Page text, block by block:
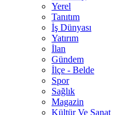
Yerel
Tanıtım
İş Dünyası
Yatırım
İlan
Gündem
İlçe - Belde
Spor
Sağlık
Magazin
Kültür Ve Sanat